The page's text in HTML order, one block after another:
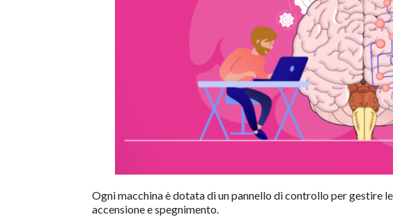
Ogni macchina è dotata di un pannello di controllo per gestire
accensione e spegnimento.